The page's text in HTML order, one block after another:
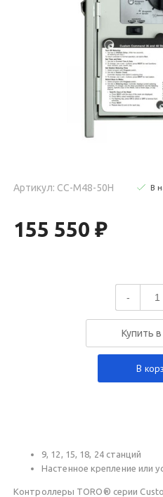
Артикул: CC-M48-50H В
155 550 ₽
-
Купить
В
9, 12, 15, 18, 24 станций
Настенное крепление или
Контроллеры TORO® серии